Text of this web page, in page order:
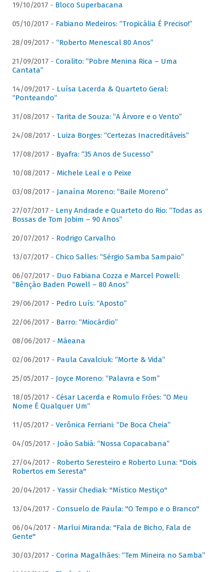
19/10/2017 - Bloco Superbacana
05/10/2017 - Fabiano Medeiros: “Tropicália É Preciso!”
28/09/2017 - “Roberto Menescal 80 Anos”
21/09/2017 - Coralito: “Pobre Menina Rica – Uma
Cantata”
14/09/2017 - Luísa Lacerda & Quarteto Geral:
“Ponteando”
31/08/2017 - Tarita de Souza: “A Árvore e o Vento”
24/08/2017 - Luiza Borges: “Certezas Inacreditáveis”
17/08/2017 - Byafra: “35 Anos de Sucesso”
10/08/2017 - Michele Leal e o Peixe
03/08/2017 - Janaína Moreno: “Baile Moreno”
27/07/2017 - Leny Andrade e Quarteto do Rio: “Todas as
Bossas de Tom Jobim – 90 Anos”
20/07/2017 - Rodrigo Carvalho
13/07/2017 - Chico Salles: “Sérgio Samba Sampaio”
06/07/2017 - Duo Fabiana Cozza e Marcel Powell:
“Bênção Baden Powell – 80 Anos”
29/06/2017 - Pedro Luís: “Aposto”
22/06/2017 - Barro: “Miocárdio”
08/06/2017 - Mãeana
02/06/2017 - Paula Cavalciuk: “Morte & Vida”
25/05/2017 - Joyce Moreno: “Palavra e Som”
18/05/2017 - César Lacerda e Romulo Fróes: “O Meu
Nome É Qualquer Um”
11/05/2017 - Verônica Ferriani: “De Boca Cheia”
04/05/2017 - João Sabiá: “Nossa Copacabana”
27/04/2017 - Roberto Seresteiro e Roberto Luna: "Dois
Robertos em Seresta"
20/04/2017 - Yassir Chediak: "Místico Mestiço"
13/04/2017 - Consuelo de Paula: "O Tempo e o Branco"
06/04/2017 - Marlui Miranda: "Fala de Bicho, Fala de
Gente"
30/03/2017 - Corina Magalhães: “Tem Mineira no Samba”